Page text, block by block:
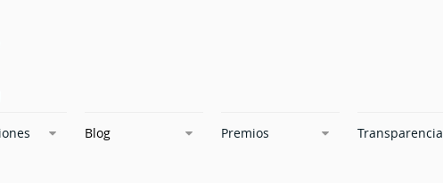
Blog Premios Transparencia